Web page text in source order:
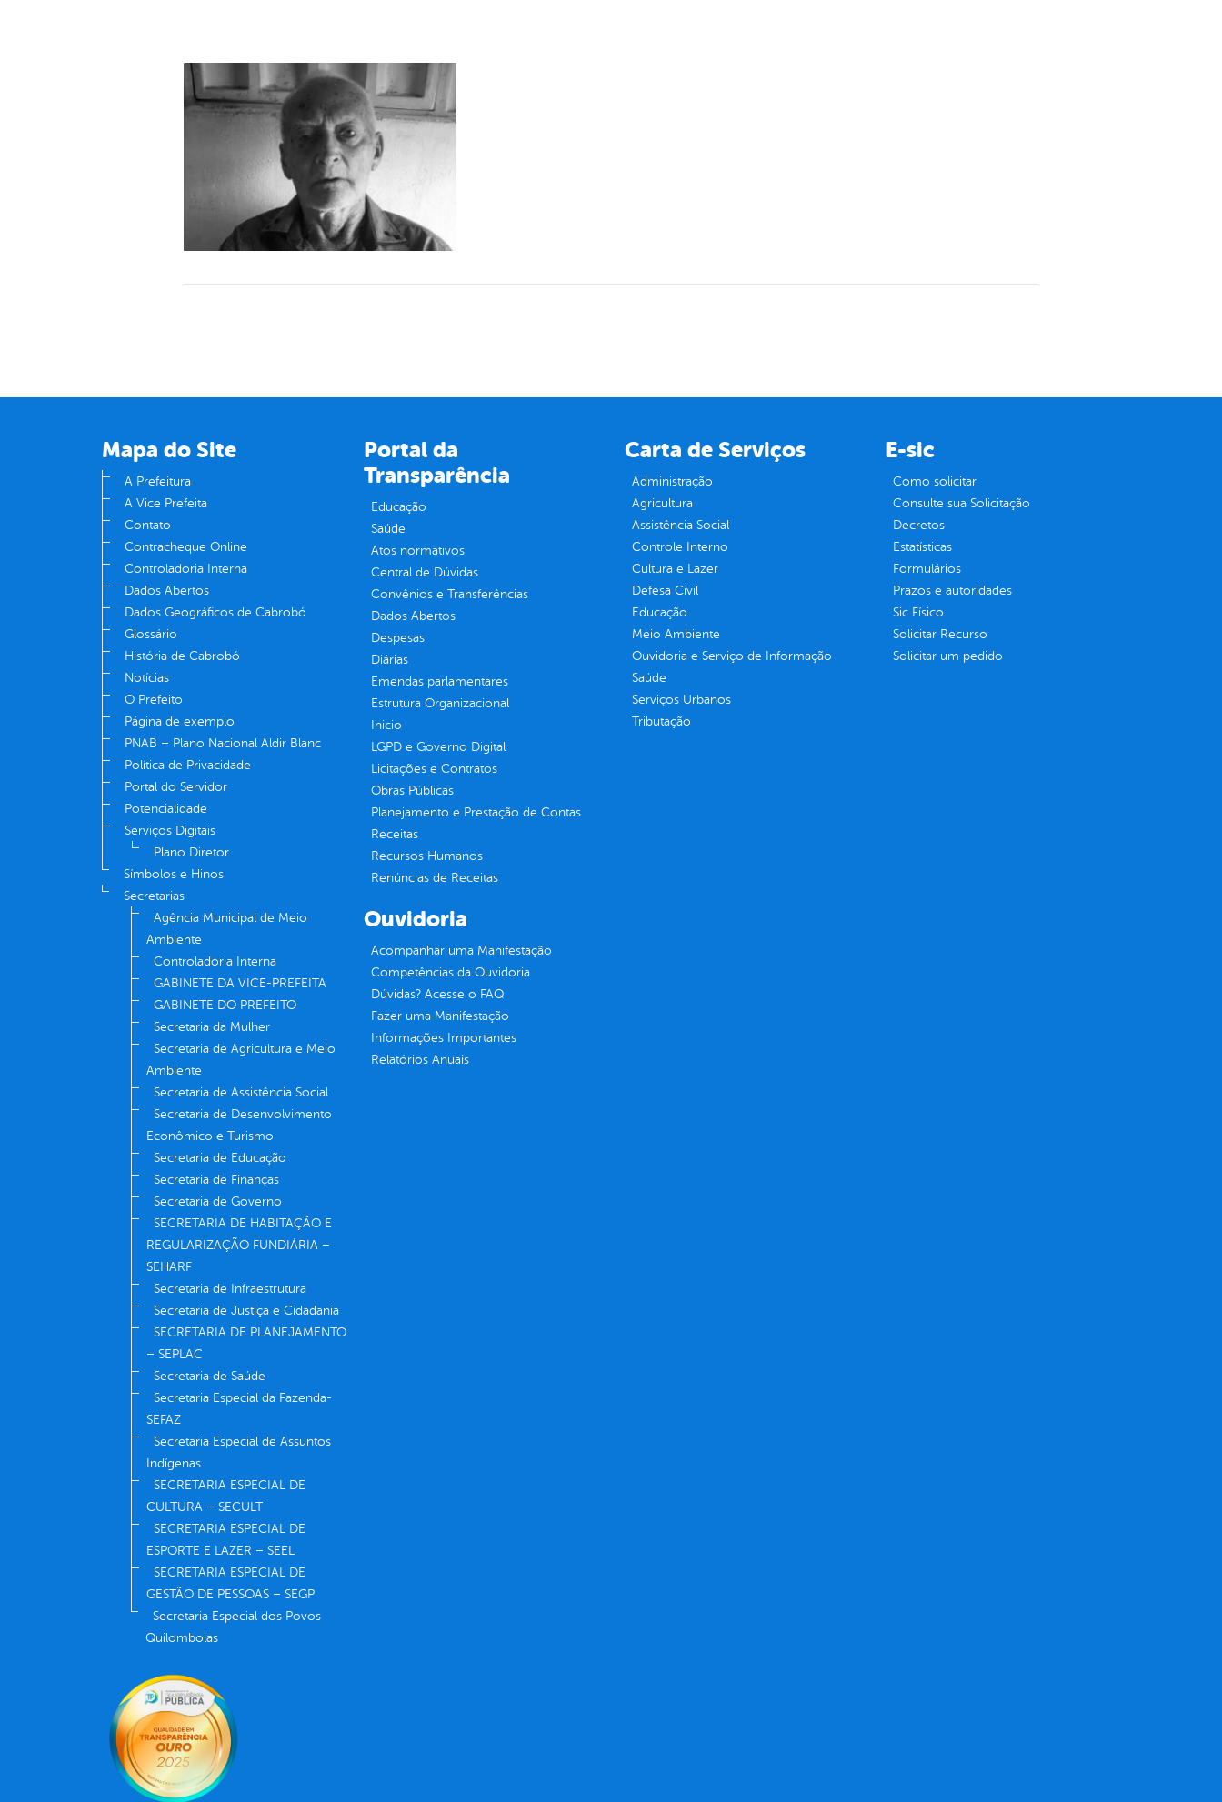
Mapa do Site
A Prefeitura
A Vice Prefeita
Contato
Contracheque Online
Controladoria Interna
Dados Abertos
Dados Geográficos de Cabrobó
Glossário
História de Cabrobó
Notícias
O Prefeito
Página de exemplo
PNAB – Plano Nacional Aldir Blanc
Política de Privacidade
Portal do Servidor
Potencialidade
Serviços Digitais
Plano Diretor
Símbolos e Hinos
Secretarias
Agência Municipal de Meio
Ambiente
Controladoria Interna
GABINETE DA VICE-PREFEITA
GABINETE DO PREFEITO
Secretaria da Mulher
Secretaria de Agricultura e Meio
Ambiente
Secretaria de Assistência Social
Secretaria de Desenvolvimento
Econômico e Turismo
Secretaria de Educação
Secretaria de Finanças
Secretaria de Governo
SECRETARIA DE HABITAÇÃO E
REGULARIZAÇÃO FUNDIÁRIA –
SEHARF
Secretaria de Infraestrutura
Secretaria de Justiça e Cidadania
SECRETARIA DE PLANEJAMENTO
– SEPLAC
Secretaria de Saúde
Secretaria Especial da Fazenda-
SEFAZ
Secretaria Especial de Assuntos
Indígenas
SECRETARIA ESPECIAL DE
CULTURA – SECULT
SECRETARIA ESPECIAL DE
ESPORTE E LAZER – SEEL
SECRETARIA ESPECIAL DE
GESTÃO DE PESSOAS – SEGP
Secretaria Especial dos Povos
Quilombolas
Portal da
Transparência
Educação
Saúde
Atos normativos
Central de Dúvidas
Convênios e Transferências
Dados Abertos
Despesas
Diárias
Emendas parlamentares
Estrutura Organizacional
Inicio
LGPD e Governo Digital
Licitações e Contratos
Obras Públicas
Planejamento e Prestação de Contas
Receitas
Recursos Humanos
Renúncias de Receitas
Carta de Serviços
Administração
Agricultura
Assistência Social
Controle Interno
Cultura e Lazer
Defesa Civil
Educação
Meio Ambiente
Ouvidoria e Serviço de Informação
Saúde
Serviços Urbanos
Tributação
E-sic
Como solicitar
Consulte sua Solicitação
Decretos
Estatísticas
Formulários
Prazos e autoridades
Sic Físico
Solicitar Recurso
Solicitar um pedido
Ouvidoria
Acompanhar uma Manifestação
Competências da Ouvidoria
Dúvidas? Acesse o FAQ
Fazer uma Manifestação
Informações Importantes
Relatórios Anuais